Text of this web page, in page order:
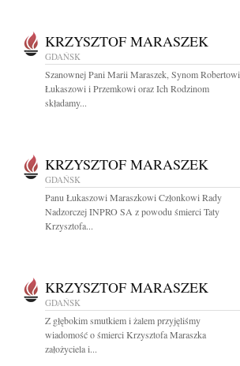
KRZYSZTOF MARASZEK
GDAŃSK
Szanownej Pani Marii Maraszek, Synom Robertowi,
Łukaszowi i Przemkowi oraz Ich Rodzinom
składamy...
KRZYSZTOF MARASZEK
GDAŃSK
Panu Łukaszowi Maraszkowi Członkowi Rady
Nadzorczej INPRO SA z powodu śmierci Taty
Krzysztofa...
KRZYSZTOF MARASZEK
GDAŃSK
Z głębokim smutkiem i żalem przyjęliśmy
wiadomość o śmierci Krzysztofa Maraszka
założyciela i...